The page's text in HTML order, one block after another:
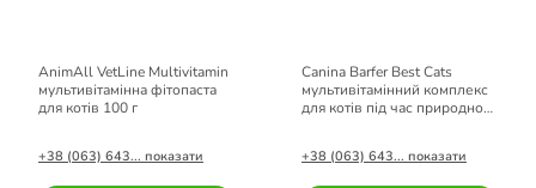
AnimAll VetLine Multivitamin
мультивітамінна фітопаста
для котів 100 г
+38 (063) 643... показати
Canina Barfer Best Cats
мультивітамінний комплекс
для котів під час природного
+38 (063) 643... показати